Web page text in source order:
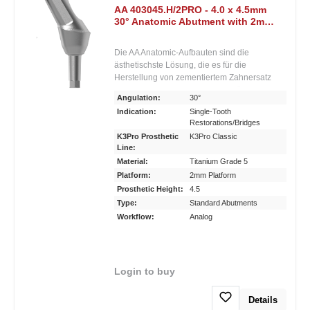
AA 403045.H/2PRO - 4.0 x 4.5mm
30° Anatomic Abutment with 2mm
Die AA Anatomic-Aufbauten sind die
ästhetischste Lösung, die es für die
Herstellung von zementiertem Zahnersatz
Verlauf der Aufbauschulter ermöglicht eine
besonders attraktive Gestaltung des
Kronenübergangs an der Labialäche und
eine sichere Verlagerung des Zementspalts
nach oral. Zahlreiche Gingivahöhen und
Angulationen bis zu 30 Grad ermöglichen
ästhetische Ergebnisse auch bei
schwierigsten Indikationen. Der Aufbau eignet
sich aufgrund seiner Länge auch sehr gut zur
manuellen Nachpräparation. Konische,
• Erhältlich gerade und in 10°, 20° und 30°
Angulation • 1,5°-Konusverbindung für
höchste Stabilität und Bakteriendichtigkeit •
Angulation:
30°
Indication:
Single-Tooth
Restorations/Bridges
K3Pro Prosthetic
Line:
K3Pro Classic
Material:
Titanium Grade 5
Platform:
2mm Platform
Prosthetic Height:
4.5
Type:
Standard Abutments
Workflow:
Analog
Login to buy
Details